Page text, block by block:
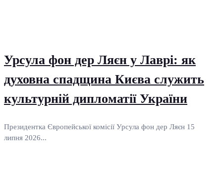
Урсула фон дер Ляєн у Лаврі: як
духовна спадщина Києва служить
культурній дипломатії України
Президентка Європейської комісії Урсула фон дер Ляєн 15
липня 2026...